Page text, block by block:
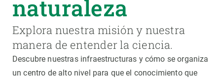
navegación
naturaleza
Explora nuestra misión y nuestra
manera de entender la ciencia.
Descubre nuestras infraestructuras y cómo se organiza
un centro de alto nivel para que el conocimiento que
Responsive
menu
SOBRE NOSOTROS
INVESTIGACIÓN
CIENCIA EN ACCIÓN